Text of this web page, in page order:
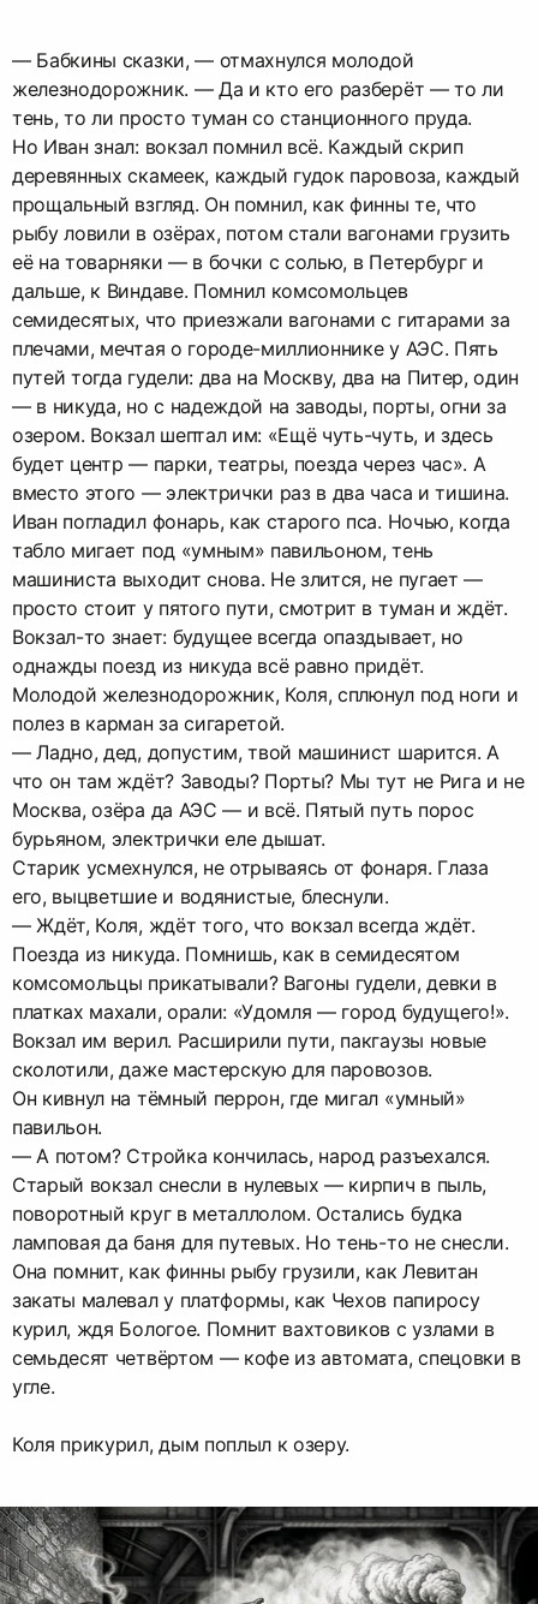
— Бабкины сказки, — отмахнулся молодой
железнодорожник. — Да и кто его разберёт — то ли
тень, то ли просто туман со станционного пруда.
Но Иван знал: вокзал помнил всё. Каждый скрип
деревянных скамеек, каждый гудок паровоза, каждый
прощальный взгляд. Он помнил, как финны те, что
рыбу ловили в озёрах, потом стали вагонами грузить
её на товарняки — в бочки с солью, в Петербург и
дальше, к Виндаве. Помнил комсомольцев
семидесятых, что приезжали вагонами с гитарами за
плечами, мечтая о городе-миллионнике у АЭС. Пять
путей тогда гудели: два на Москву, два на Питер, один
— в никуда, но с надеждой на заводы, порты, огни за
озером. Вокзал шептал им: «Ещё чуть-чуть, и здесь
будет центр — парки, театры, поезда через час». А
вместо этого — электрички раз в два часа и тишина.
Иван погладил фонарь, как старого пса. Ночью, когда
табло мигает под «умным» павильоном, тень
машиниста выходит снова. Не злится, не пугает —
просто стоит у пятого пути, смотрит в туман и ждёт.
Вокзал-то знает: будущее всегда опаздывает, но
однажды поезд из никуда всё равно придёт.
Молодой железнодорожник, Коля, сплюнул под ноги и
полез в карман за сигаретой.
— Ладно, дед, допустим, твой машинист шарится. А
что он там ждёт? Заводы? Порты? Мы тут не Рига и не
Москва, озёра да АЭС — и всё. Пятый путь порос
бурьяном, электрички еле дышат.
Старик усмехнулся, не отрываясь от фонаря. Глаза
его, выцветшие и водянистые, блеснули.
— Ждёт, Коля, ждёт того, что вокзал всегда ждёт.
Поезда из никуда. Помнишь, как в семидесятом
комсомольцы прикатывали? Вагоны гудели, девки в
платках махали, орали: «Удомля — город будущего!».
Вокзал им верил. Расширили пути, пакгаузы новые
сколотили, даже мастерскую для паровозов.
Он кивнул на тёмный перрон, где мигал «умный»
павильон.
— А потом? Стройка кончилась, народ разъехался.
Старый вокзал снесли в нулевых — кирпич в пыль,
поворотный круг в металлолом. Остались будка
ламповая да баня для путевых. Но тень-то не снесли.
Она помнит, как финны рыбу грузили, как Левитан
закаты малевал у платформы, как Чехов папиросу
курил, ждя Бологое. Помнит вахтовиков с узлами в
семьдесят четвёртом — кофе из автомата, спецовки в
угле.
Коля прикурил, дым поплыл к озеру.